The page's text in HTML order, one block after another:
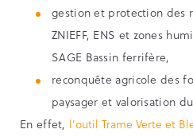
gestion et protection des
ZNIEFF, ENS et zones
SAGE Bassin ferrifère,
reconquête agricole des
paysager et valorisation
En effet, l’outil Trame Verte et